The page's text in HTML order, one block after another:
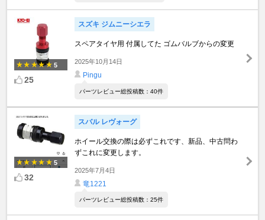
5
25
スズキ ジムニーシエラ
スペアタイヤ用 付属してた ゴムバルブからの変更
2025年10月14日
Pingu
パーツレビュー総投稿数：40件
5
32
スバル レヴォーグ
ホイール交換の際は必ずこれです、新品、中古問わ
ずこれに変更します。
2025年7月4日
竜1221
パーツレビュー総投稿数：25件